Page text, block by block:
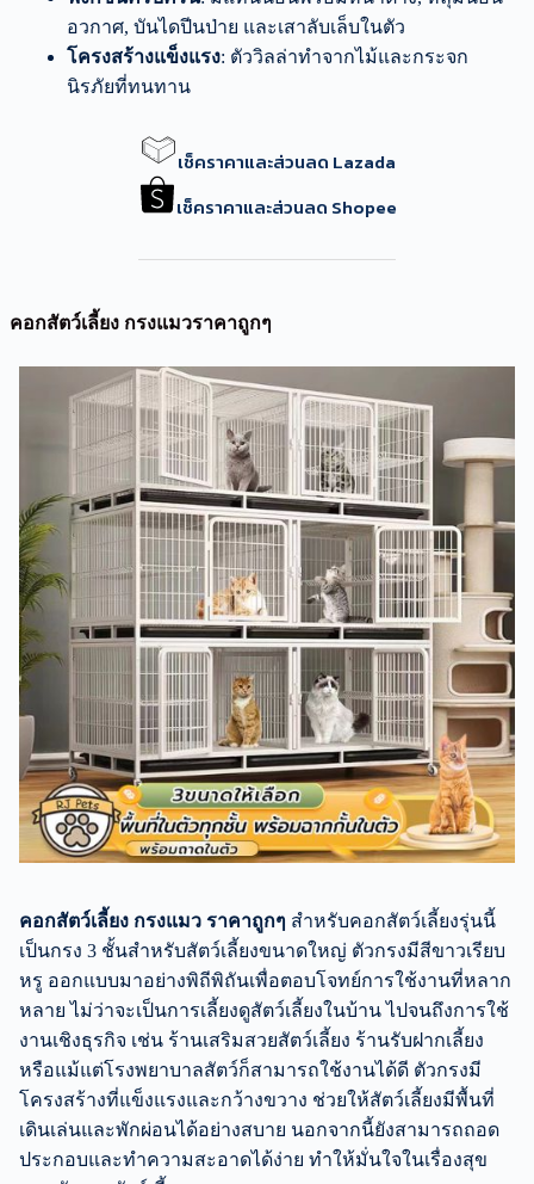
อวกาศ, บันไดปีนป่าย และเสาลับเล็บในตัว
โครงสร้างแข็งแรง: ตัววิลล่าทำจากไม้และกระจก
นิรภัยที่ทนทาน
เช็คราคาและส่วนลด Lazada
เช็คราคาและส่วนลด Shopee
คอกสัตว์เลี้ยง กรงแมวราคาถูกๆ
คอกสัตว์เลี้ยง กรงแมว ราคาถูกๆ สำหรับคอกสัตว์เลี้ยงรุ่นนี้
เป็นกรง 3 ชั้นสำหรับสัตว์เลี้ยงขนาดใหญ่ ตัวกรงมีสีขาวเรียบ
หรู ออกแบบมาอย่างพิถีพิถันเพื่อตอบโจทย์การใช้งานที่หลาก
หลาย ไม่ว่าจะเป็นการเลี้ยงดูสัตว์เลี้ยงในบ้าน ไปจนถึงการใช้
งานเชิงธุรกิจ เช่น ร้านเสริมสวยสัตว์เลี้ยง ร้านรับฝากเลี้ยง
หรือแม้แต่โรงพยาบาลสัตว์ก็สามารถใช้งานได้ดี ตัวกรงมี
โครงสร้างที่แข็งแรงและกว้างขวาง ช่วยให้สัตว์เลี้ยงมีพื้นที่
เดินเล่นและพักผ่อนได้อย่างสบาย นอกจากนี้ยังสามารถถอด
ประกอบและทำความสะอาดได้ง่าย ทำให้มั่นใจในเรื่องสุข